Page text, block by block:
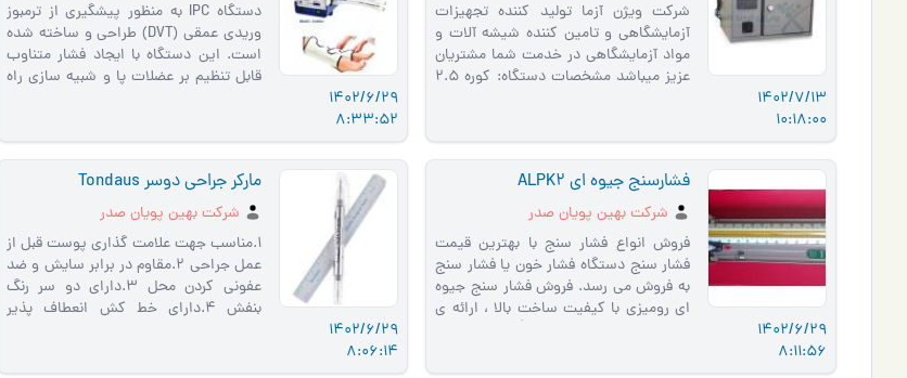
1402/7/13
10:18:00
شرکت ویژن آزما تولید کننده تجهیزات
آزمایشگاهی و تامین کننده شیشه آلات و
مواد آزمایشگاهی در خدمت شما مشتریان
عزیز میباشد مشخصات دستگاه: کوره 2.5
1402/6/29
8:33:52
دستگاه IPC به منظور پیشگیری از ترمبوز
وریدی عمقی (DVT) طراحی و ساخته شده
است. این دستگاه با ایجاد فشار متناوب
قابل تنظیم بر عضلات پا و شبیه سازی راه
1402/6/29
8:11:56
فشارسنج جیوه ای ALPK2
شرکت بهین پویان صدر
فروش انواع فشار سنج با بهترین قیمت
فشار سنج دستگاه فشار خون یا فشار سنج
به فروش می رسد. فروش فشار سنج جیوه
ای رومیزی با کیفیت ساخت بالا ، ارائه ی
1402/6/29
8:06:14
مارکر جراحی دوسر Tondaus
شرکت بهین پویان صدر
1.مناسب جهت علامت گذاری پوست قبل از
عمل جراحی 2.مقاوم در برابر سایش و ضد
عفونی کردن محل 3.دارای دو سر رنگ
بنفش 4.دارای خط کش انعطاف پذیر